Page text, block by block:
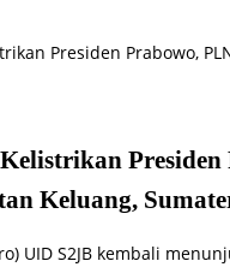
Keluang,
UID S2JB kembali